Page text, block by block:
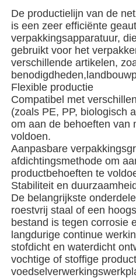
Over ons
Fabriekstocht
Kwaliteitscontrole
Neem contact met ons op
nieuws
Gevallen
roterende
De productielijn van de
is een zeer efficiënte
verpakkingsapparatuur,
gebruikt voor het
verschillende artikelen,
Flexible productie
Compatibel met
(zoals PE, PP, biologisch
om aan de behoeften van
voldoen.
Aanpasbare
afdichtingsmethode om
productbehoeften te
Stabiliteit en
De belangrijkste
roestvrij staal of een
bestand is tegen corrosie
langdurige continue
stofdicht en waterdicht
vochtige of stoffige